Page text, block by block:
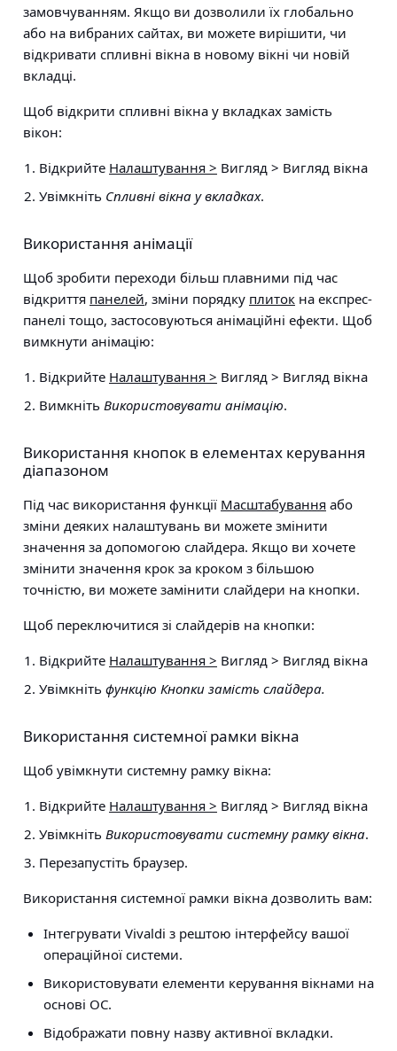
замовчуванням. Якщо ви дозволили їх глобально
або на вибраних сайтах, ви можете вирішити, чи
відкривати спливні вікна в новому вікні чи новій
вкладці.
Щоб відкрити спливні вікна у вкладках замість
вікон:
Відкрийте Налаштування > Вигляд > Вигляд вікна
Увімкніть Спливні вікна у вкладках.
Використання анімації
Щоб зробити переходи більш плавними під час
відкриття панелей, зміни порядку плиток на експрес-
панелі тощо, застосовуються анімаційні ефекти. Щоб
вимкнути анімацію:
Відкрийте Налаштування > Вигляд > Вигляд вікна
Вимкніть Використовувати анімацію.
Використання кнопок в елементах керування
діапазоном
Під час використання функції Масштабування або
зміни деяких налаштувань ви можете змінити
значення за допомогою слайдера. Якщо ви хочете
змінити значення крок за кроком з більшою
точністю, ви можете замінити слайдери на кнопки.
Щоб переключитися зі слайдерів на кнопки:
Відкрийте Налаштування > Вигляд > Вигляд вікна
Увімкніть функцію Кнопки замість слайдера.
Використання системної рамки вікна
Щоб увімкнути системну рамку вікна:
Відкрийте Налаштування > Вигляд > Вигляд вікна
Увімкніть Використовувати системну рамку вікна.
Перезапустіть браузер.
Використання системної рамки вікна дозволить вам:
Інтегрувати Vivaldi з рештою інтерфейсу вашої
операційної системи.
Використовувати елементи керування вікнами на
основі ОС.
Відображати повну назву активної вкладки.